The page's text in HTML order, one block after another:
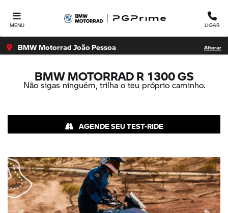
MENU LIGAR
BMW Motorrad João Pessoa Alterar
BMW MOTORRADR 1300 GS
Não sigas ninguém, trilha o teu próprio caminho.
AGENDE SEU TEST-RIDE